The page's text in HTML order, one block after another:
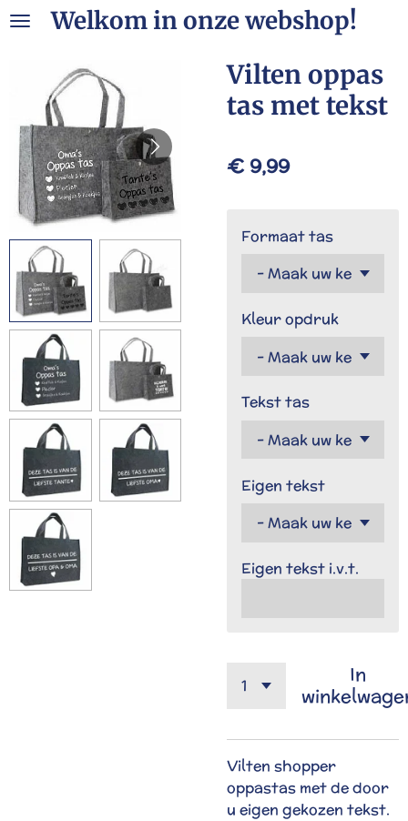
Ga
hoofdinhoud
Welkom in onze webshop!
Vilten oppas
tas met tekst
€ 9,99
Formaat tas
Kleur opdruk
Tekst tas
Eigen tekst
Eigen tekst i.v.t.
In
Vilten shopper
oppastas met de door
u eigen gekozen tekst.